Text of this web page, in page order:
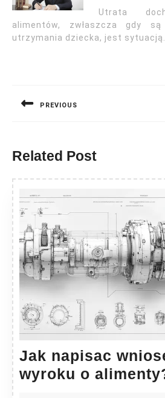
Utrata
alimentów, zwłaszcza gdy
utrzymania dziecka, jest sytuacją…
PREVIOUS
Related Post
Jak napisac
wyroku o